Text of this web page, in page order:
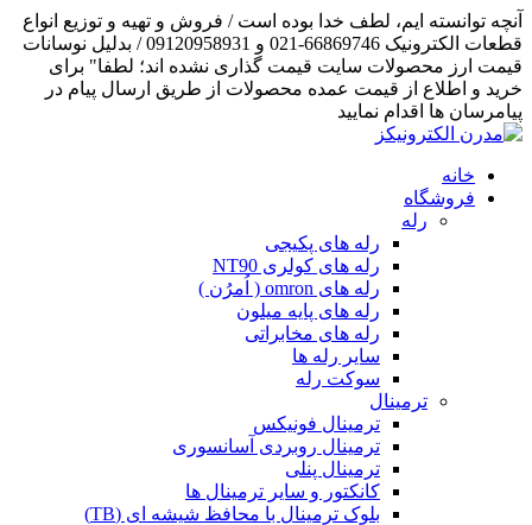
آنچه توانسته ایم، لطف خدا بوده است / فروش و تهیه و توزیع انواع
قطعات الکترونیک 66869746-021 و 09120958931 / بدلیل نوسانات
قیمت ارز محصولات سایت قیمت گذاری نشده اند؛ لطفا" برای
خرید و اطلاع از قیمت عمده محصولات از طریق ارسال پیام در
پیامرسان ها اقدام نمایید
خانه
فروشگاه
رله
رله های پکیجی
رله های کولری NT90
رله های omron ( اُمرُن )
رله های پایه میلون
رله های مخابراتی
سایر رله ها
سوکت رله
ترمینال
ترمینال فونیکس
ترمینال روبردی آسانسوری
ترمینال پنلی
کانکتور و سایر ترمینال ها
بلوک ترمینال با محافظ شیشه ای (TB)